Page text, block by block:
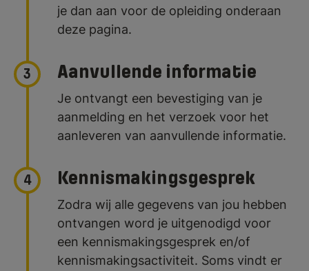
je dan aan voor de opleiding onderaan
deze pagina.
3 Aanvullende informatie
Je ontvangt een bevestiging van je
aanmelding en het verzoek voor het
aanleveren van aanvullende informatie.
4 Kennismakingsgesprek
Zodra wij alle gegevens van jou hebben
ontvangen word je uitgenodigd voor
een kennismakingsgesprek en/of
kennismakingsactiviteit. Soms vindt er